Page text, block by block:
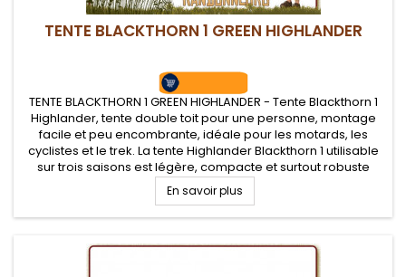
TENTE BLACKTHORN 1 GREEN HIGHLANDER
TENTE BLACKTHORN 1 GREEN HIGHLANDER - Tente Blackthorn 1
Highlander, tente double toit pour une personne, montage
facile et peu encombrante, idéale pour les motards, les
cyclistes et le trek. La tente Highlander Blackthorn 1 utilisable
sur trois saisons est légère, compacte et surtout robuste
avec un transport facilité avec son sac de compression.
En savoir plus